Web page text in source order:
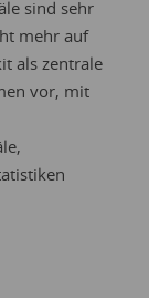
sind sehr
mehr auf
als zentrale
vor, mit